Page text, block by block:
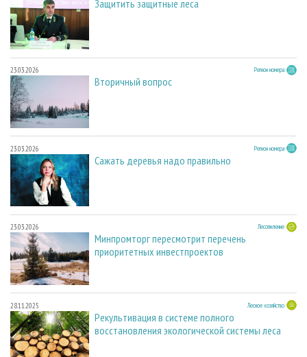
Защитить защитные леса
23.03.2026 Регион номера
Вторичный вопрос
23.03.2026 Регион номера
Сажать деревья надо правильно
23.03.2026 Лесопиление
Минпромторг пересмотрит перечень
приоритетных инвестпроектов
28.11.2025 Лесное хозяйство
Рекультивация в системе полного
восстановления экологической системы леса